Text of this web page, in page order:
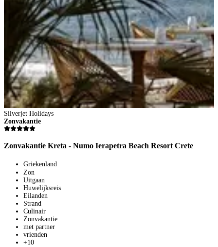
Silverjet Holidays
Zonvakantie
Zonvakantie Kreta - Numo Ierapetra Beach Resort Crete
Griekenland
Zon
Uitgaan
Huwelijksreis
Eilanden
Strand
Culinair
Zonvakantie
met partner
vrienden
+10